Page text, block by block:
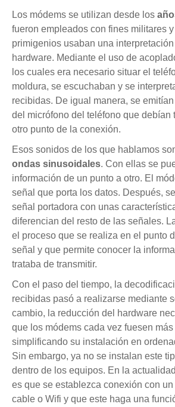
Los módems se utilizan desde los
fueron empleados con fines militares
primigenios usaban una
hardware. Mediante el uso de
los cuales era necesario situar el
moldura, se escuchaban y se
recibidas. De igual manera, se
del micrófono del teléfono que debían
otro punto de la conexión.
Esos sonidos de los que hablamos
ondas sinusoidales. Con ellas se
información de un punto a otro. El
señal que porta los datos. Después,
señal portadora con unas
diferencian del resto de las señales.
el proceso que se realiza en el punto
señal y que permite conocer la
trataba de transmitir.
Con el paso del tiempo, la
recibidas pasó a realizarse mediante
cambio, la reducción del hardware
que los módems cada vez fuesen
simplificando su instalación en
Sin embargo, ya no se instalan este
dentro de los equipos. En la
es que se establezca conexión con
cable o Wifi y que este haga una